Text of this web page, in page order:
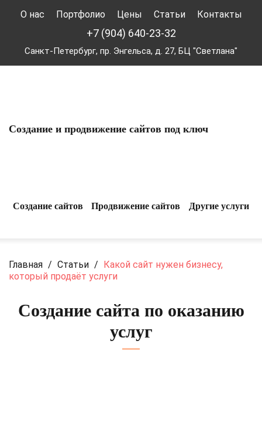
О нас Портфолио Цены Статьи Контакты
+7 (904) 640-23-32
Санкт-Петербург, пр. Энгельса, д. 27, БЦ "Светлана"
Создание и продвижение сайтов под ключ
Создание сайтов Продвижение сайтов Другие услуги
Главная / Статьи / Какой сайт нужен бизнесу,
который продаёт услуги
Создание сайта по оказанию
услуг